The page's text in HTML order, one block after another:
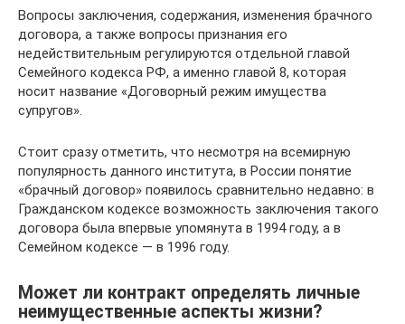
Вопросы заключения, содержания, изменения брачного
договора, а также вопросы признания его
недействительным регулируются отдельной главой
Семейного кодекса РФ, а именно главой 8, которая
носит название «Договорный режим имущества
супругов».
Стоит сразу отметить, что несмотря на всемирную
популярность данного института, в России понятие
«брачный договор» появилось сравнительно недавно: в
Гражданском кодексе возможность заключения такого
договора была впервые упомянута в 1994 году, а в
Семейном кодексе — в 1996 году.
Может ли контракт определять личные
неимущественные аспекты жизни?